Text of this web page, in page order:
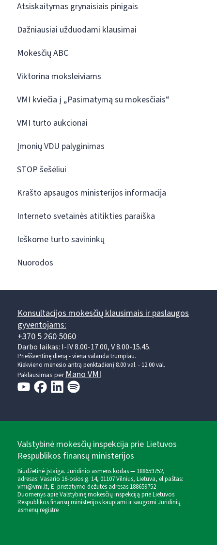
Atsiskaitymas grynaisiais pinigais
Dažniausiai užduodami klausimai
Mokesčių ABC
Viktorina moksleiviams
VMI kviečia į „Pasimatymą su mokesčiais“
VMI turto aukcionai
Įmonių VDU palyginimas
STOP šešėliui
Krašto apsaugos ministerijos informacija
Interneto svetainės atitikties paraiška
Ieškome turto savininkų
Nuorodos
Konsultacijos mokesčių klausimais ir paslaugos
gyventojams:
+370 5 260 5060
Darbo laikas: I-IV 8.00-17.00, V 8.00-15.45.
Prieššventinę dieną - viena valanda trumpiau.
Kiekvieno mėnesio antrą penktadienį 8.00 val. - 12.00 val.
Paklausimas perMano VMI
Valstybinė mokesčių inspekcija prie Lietuvos
Respublikos finansų ministerijos
Biudžetinė įstaiga. Juridinio asmens kodas — 188659752,
adresas: Vasario 16-osios g. 14, 01107 Vilnius, Lietuva, el.paštas:
vmi@vmi.lt, E. pristatymo dėžutės adresas 188659752
Duomenys apie Valstybinę mokesčių inspekciją prie Lietuvos
Respublikos finansų ministerijos kaupiami ir saugomi Juridinių
asmenų registre